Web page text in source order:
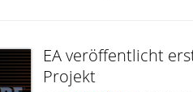
EA veröffentlicht
Projekt